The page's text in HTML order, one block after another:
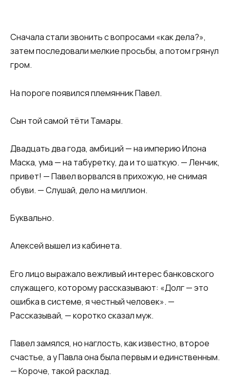
Сначала стали звонить с вопросами «как дела?»,
затем последовали мелкие просьбы, а потом грянул
гром.
На пороге появился племянник Павел.
Сын той самой тёти Тамары.
Двадцать два года, амбиций — на империю Илона
Маска, ума — на табуретку, да и то шаткую. — Ленчик,
привет! — Павел ворвался в прихожую, не снимая
обуви. — Слушай, дело на миллион.
Буквально.
Алексей вышел из кабинета.
Его лицо выражало вежливый интерес банковского
служащего, которому рассказывают: «Долг — это
ошибка в системе, я честный человек». —
Рассказывай, — коротко сказал муж.
Павел замялся, но наглость, как известно, второе
счастье, а у Павла она была первым и единственным.
— Короче, такой расклад.